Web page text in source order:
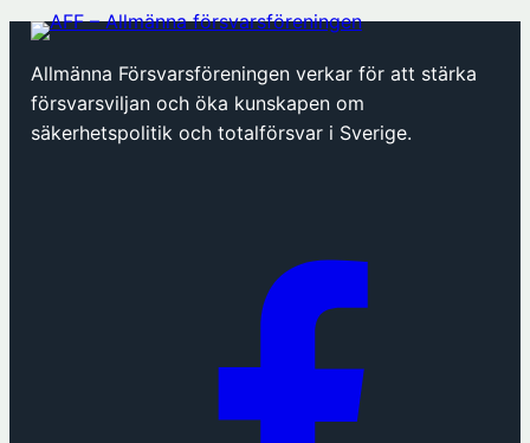
Allmänna Försvarsföreningen verkar för att stärka
försvarsviljan och öka kunskapen om
säkerhetspolitik och totalförsvar i Sverige.